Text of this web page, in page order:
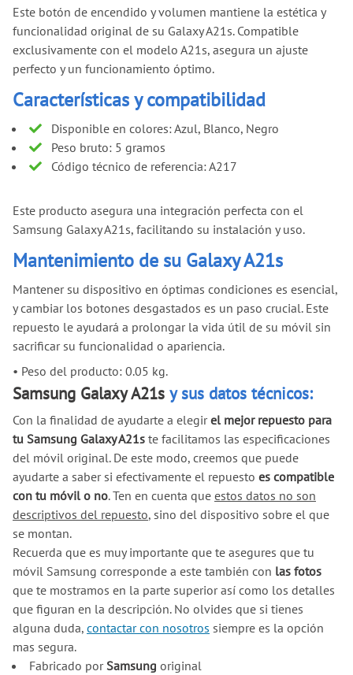
Este botón de encendido y volumen mantiene la estética y
funcionalidad original de su Galaxy A21s. Compatible
exclusivamente con el modelo A21s, asegura un ajuste
perfecto y un funcionamiento óptimo.
Características y compatibilidad
Disponible en colores: Azul, Blanco, Negro
Peso bruto: 5 gramos
Código técnico de referencia: A217
Este producto asegura una integración perfecta con el
Samsung Galaxy A21s, facilitando su instalación y uso.
Mantenimiento de su Galaxy A21s
Mantener su dispositivo en óptimas condiciones es esencial,
y cambiar los botones desgastados es un paso crucial. Este
repuesto le ayudará a prolongar la vida útil de su móvil sin
sacrificar su funcionalidad o apariencia.
• Peso del producto: 0.05 kg.
Samsung Galaxy A21s y sus datos técnicos:
Con la finalidad de ayudarte a elegirel mejor repuesto para
tu Samsung Galaxy A21s te facilitamos las especificaciones
del móvil original. De este modo, creemos que puede
ayudarte a saber si efectivamente el repuesto es compatible
con tu móvil o no. Ten en cuenta que estos datos no son
descriptivos del repuesto, sino del dispositivo sobre el que
se montan.
Recuerda que es muy importante que te asegures que tu
móvil Samsung corresponde a este también con las fotos
que te mostramos en la parte superior así como los detalles
que figuran en la descripción. No olvides que si tienes
alguna duda, contactar con nosotros siempre es la opción
mas segura.
Fabricado porSamsung original